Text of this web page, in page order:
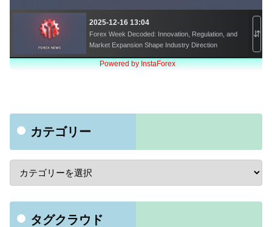
カテゴリー
タグクラウド